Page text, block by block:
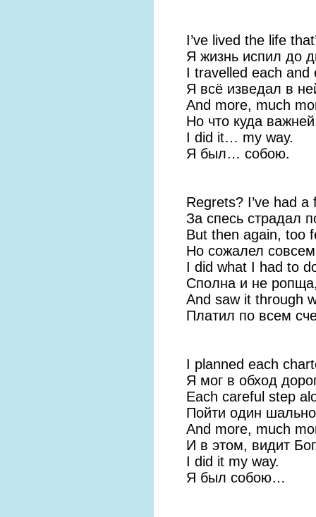
I’ve lived the life
Я жизнь испил до
I travelled each and
Я всё изведал в
And more, much
Но что куда
I did it… my way.
Я был… собою.
Regrets? I’ve had a
За спесь страдал
But then again, too
Но сожалел
I did what I had to
Сполна и не
And saw it through
Платил по всем
I planned each
Я мог в обход
Each careful step
Пойти один
And more, much
И в этом, видит
I did it my way.
Я был собою…